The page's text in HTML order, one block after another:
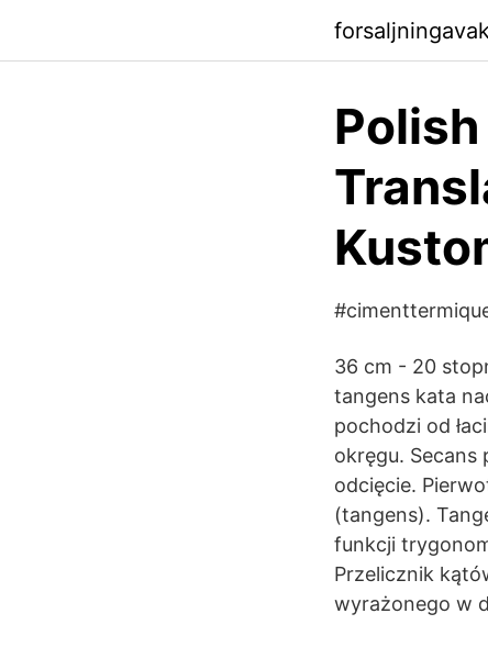
36 cm - 20
tangens kata
pochodzi od
okręgu. Secans
odcięcie.
(tangens).
funkcji
Przelicznik
wyrażonego w